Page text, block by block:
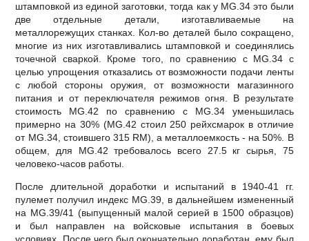
штамповкой из единой заготовки, тогда как у MG.34 это были
две отдельные детали, изготавливаемые на
металлорежущих станках. Кол-во деталей было сокращено,
многие из них изготавливались штамповкой и соединялись
точечной сваркой. Кроме того, по сравнению с MG.34 с
целью упрощения отказались от возможности подачи ленты
с любой стороны оружия, от возможности магазинного
питания и от переключателя режимов огня. В результате
стоимость MG.42 по сравнению с MG.34 уменьшилась
примерно на 30% (MG.42 стоил 250 рейхсмарок в отличие
от MG.34, стоившего 315 RM), а металлоемкость - на 50%. В
общем, для MG.42 требовалось всего 27.5 кг сырья, 75
человеко-часов работы.
После длительной доработки и испытаний в 1940-41 гг.
пулемет получил индекс MG.39, в дальнейшем измененный
на MG.39/41 (выпущенный малой серией в 1500 образцов)
и был направлен на войсковые испытания в боевых